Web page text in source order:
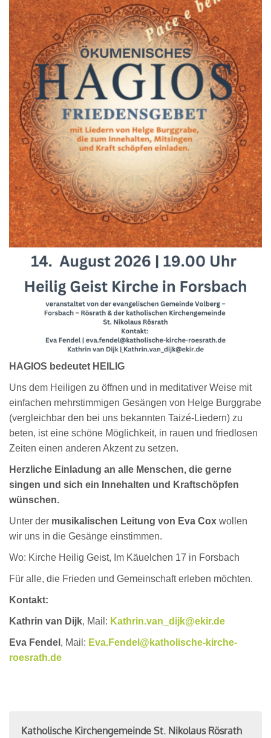
HAGIOS bedeutet HEILIG
Uns dem Heiligen zu öffnen und in meditativer Weise mit
einfachen mehrstimmigen Gesängen von Helge Burggrabe
(vergleichbar den bei uns bekannten Taizé-Liedern) zu
beten, ist eine schöne Möglichkeit, in rauen und friedlosen
Zeiten einen anderen Akzent zu setzen.
Herzliche Einladung an alle Menschen, die gerne
singen und sich ein Innehalten und Kraftschöpfen
wünschen.
Unter der musikalischen Leitung von Eva Cox wollen
wir uns in die Gesänge einstimmen.
Wo: Kirche Heilig Geist, Im Käuelchen 17 in Forsbach
Für alle, die Frieden und Gemeinschaft erleben möchten.
Kontakt:
Kathrin van Dijk, Mail: Kathrin.van_dijk@ekir.de
Eva Fendel , Mail: Eva.Fendel@katholische-kirche-
roesrath.de
Katholische Kirchengemeinde St. Nikolaus Rösrath